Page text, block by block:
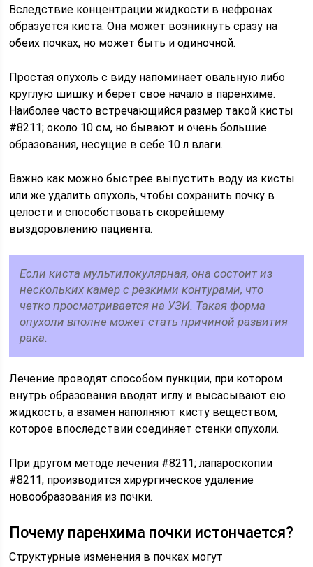
Вследствие концентрации жидкости в нефронах
образуется киста. Она может возникнуть сразу на
обеих почках, но может быть и одиночной.
Простая опухоль с виду напоминает овальную либо
круглую шишку и берет свое начало в паренхиме.
Наиболее часто встречающийся размер такой кисты
#8211; около 10 см, но бывают и очень большие
образования, несущие в себе 10 л влаги.
Важно как можно быстрее выпустить воду из кисты
или же удалить опухоль, чтобы сохранить почку в
целости и способствовать скорейшему
выздоровлению пациента.
Если киста мультилокулярная, она состоит из
нескольких камер с резкими контурами, что
четко просматривается на УЗИ. Такая форма
опухоли вполне может стать причиной развития
рака.
Лечение проводят способом пункции, при котором
внутрь образования вводят иглу и высасывают ею
жидкость, а взамен наполняют кисту веществом,
которое впоследствии соединяет стенки опухоли.
При другом методе лечения #8211; лапароскопии
#8211; производится хирургическое удаление
новообразования из почки.
Почему паренхима почки истончается?
Структурные изменения в почках могут